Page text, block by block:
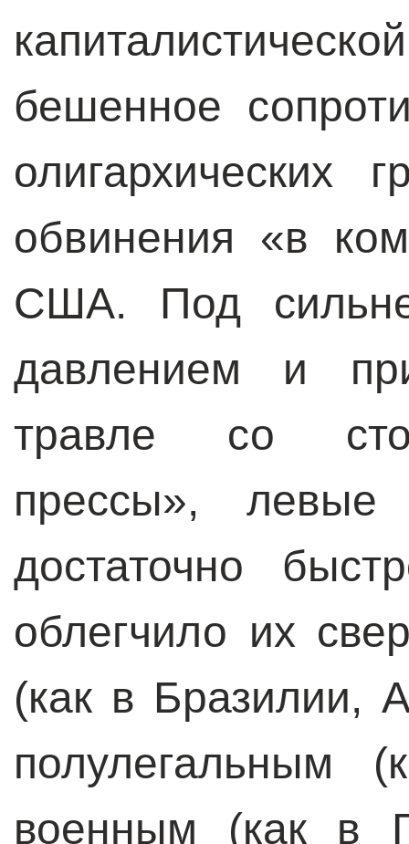
бешенное
олигархических
обвинения «в
США. Под
давлением и
травле со
прессы», левые
достаточно
облегчило их
(как в Бразилии,
полулегальным
военным (как в